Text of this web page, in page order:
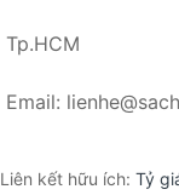
Tp.HCM
Email:
Liên kết hữu ích: Tỷ